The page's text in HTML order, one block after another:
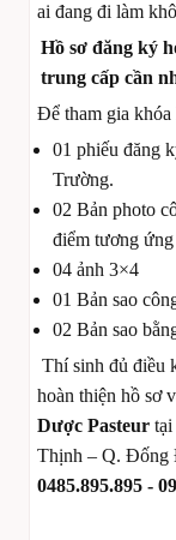
ai đang đi làm
Hồ sơ đăng ký
trung cấp cần
Để tham gia khóa
01 phiếu đăng
Trường.
02 Bản photo
điểm tương ứng
04 ảnh 3×4
01 Bản sao
02 Bản sao
Thí sinh đủ điều
hoàn thiện hồ sơ
Dược Pasteur tại
Thịnh – Q. Đống
0485.895.895 -